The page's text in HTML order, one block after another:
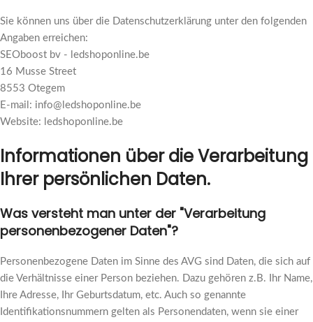
Sie können uns über die Datenschutzerklärung unter den folgenden
Angaben erreichen:
SEOboost bv - ledshoponline.be
16 Musse Street
8553 Otegem
E-mail: info@ledshoponline.be
Website: ledshoponline.be
Informationen über die Verarbeitung
Ihrer persönlichen Daten.
Was versteht man unter der "Verarbeitung
personenbezogener Daten"?
Personenbezogene Daten im Sinne des AVG sind Daten, die sich auf
die Verhältnisse einer Person beziehen. Dazu gehören z.B. Ihr Name,
Ihre Adresse, Ihr Geburtsdatum, etc. Auch so genannte
Identifikationsnummern gelten als Personendaten, wenn sie einer